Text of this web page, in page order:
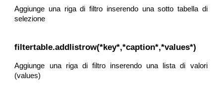
Aggiunge una riga di filtro inserendo una sotto tabella di
selezione
filtertable.addlistrow(*key*,*caption*,*values*)
Aggiunge una riga di filtro inserendo una lista di valori
(values)